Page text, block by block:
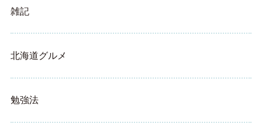
雑記
北海道グルメ
勉強法